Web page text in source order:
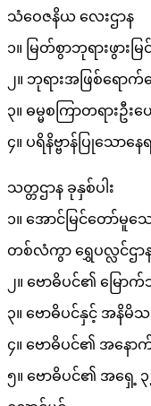
သံဝေဇနိယ လေးဌာန
၁။ မြတ်စွာဘုရားဖွား
၂။ ဘုရားအဖြစ်ရောက်
၃။ ဓမ္မစကြာတရားဦး
၄။ ပရိနိဗ္ဗာန်ပြုသောန
သတ္တဌာန ခုနှစ်ပါး
၁။ အောင်မြင်တော်မူ
တစ်လံကွာ ရွှေပလ္လင်ဌာ
၂။ ဗောဓိပင်၏ မြေ
၃။ ဗောဓိပင်နှင့် အနိမိ
၄။ ဗောဓိပင်၏ အနေ
၅။ ဗောဓိပင်၏ အရှေ့